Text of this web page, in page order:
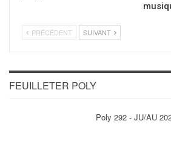
PRÉCÉDENT SUIVANT
FEUILLETER POLY
Poly 292 - JU/AU